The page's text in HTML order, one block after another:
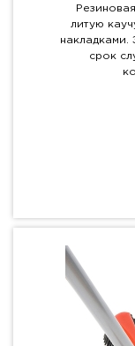
литую
накладками.
срок